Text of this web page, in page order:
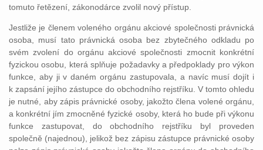
tomuto řetězení, zákonodárce zvolil nový přístup.
Jestliže je členem voleného orgánu akciové společnosti právnická
osoba, musí tato právnická osoba bez zbytečného odkladu po
svém zvolení do orgánu akciové společnosti zmocnit konkrétní
fyzickou osobu, která splňuje požadavky a předpoklady pro výkon
funkce, aby ji v daném orgánu zastupovala, a navíc musí dojít i
k zapsání jejího zástupce do obchodního rejstříku. V tomto ohledu
je nutné, aby zápis právnické osoby, jakožto člena volené orgánu,
a konkrétní jím zmocněné fyzické osoby, která ho bude při výkonu
funkce zastupovat, do obchodního rejstříku byl proveden
společně (najednou), jelikož bez zápisu zástupce právnické osoby